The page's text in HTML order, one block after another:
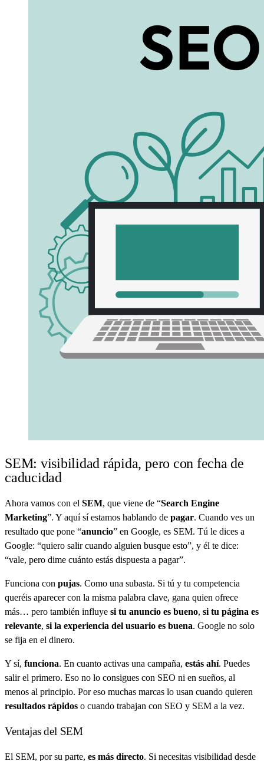
SEM: visibilidad rápida, pero con fecha de
caducidad
Ahora vamos con el SEM, que viene de “Search Engine
Marketing”. Y aquí sí estamos hablando de pagar. Cuando ves un
resultado que pone “anuncio” en Google, es SEM. Tú le dices a
Google: “quiero salir cuando alguien busque esto”, y él te dice:
“vale, pero dime cuánto estás dispuesta a pagar”.
Funciona con pujas. Como una subasta. Si tú y tu competencia
queréis aparecer con la misma palabra clave, gana quien ofrece
más… pero también influye si tu anuncio es bueno, si tu página es
relevante, si la experiencia del usuario es buena. Google no solo
se fija en el dinero.
Y sí, funciona. En cuanto activas una campaña, estás ahí. Puedes
salir el primero. Eso no lo consigues con SEO ni en sueños, al
menos al principio. Por eso muchas marcas lo usan cuando quieren
resultados rápidos o cuando trabajan con SEO y SEM a la vez.
Ventajas del SEM
El SEM, por su parte, es más directo. Si necesitas visibilidad desde